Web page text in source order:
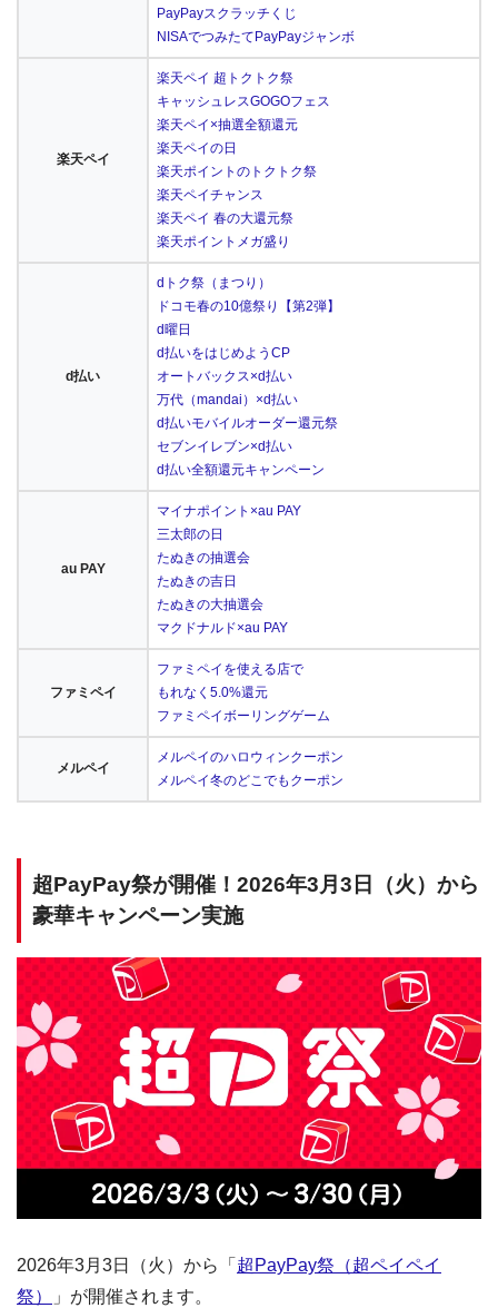
PayPayスクラッチくじ
NISAでつみたてPayPayジャンボ
楽天ペイ
楽天ペイ 超トクトク祭
キャッシュレスGOGOフェス
楽天ペイ×抽選全額還元
楽天ペイの日
楽天ポイントのトクトク祭
楽天ペイチャンス
楽天ペイ 春の大還元祭
楽天ポイントメガ盛り
d払い
dトク祭（まつり）
ドコモ春の10億祭り【第2弾】
d曜日
d払いをはじめようCP
オートバックス×d払い
万代（mandai）×d払い
d払いモバイルオーダー還元祭
セブンイレブン×d払い
d払い全額還元キャンペーン
au PAY
マイナポイント×au PAY
三太郎の日
たぬきの抽選会
たぬきの吉日
たぬきの大抽選会
マクドナルド×au PAY
ファミペイ
ファミペイを使える店で
もれなく5.0%還元
ファミペイボーリングゲーム
メルペイ
メルペイのハロウィンクーポン
メルペイ冬のどこでもクーポン
超PayPay祭が開催！2026年3月3日（火）から
豪華キャンペーン実施
2026年3月3日（火）から「 超PayPay祭（超ペイペイ
祭）
」が開催されます。